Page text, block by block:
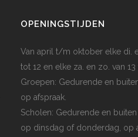
OPENINGSTIJDEN
Van april t/m oktober elke di.
tot 12 en elke za. en zo. van 13
Groepen: Gedurende en
op afspraak.
Scholen: Gedurende en
op dinsdag of donderdag, op